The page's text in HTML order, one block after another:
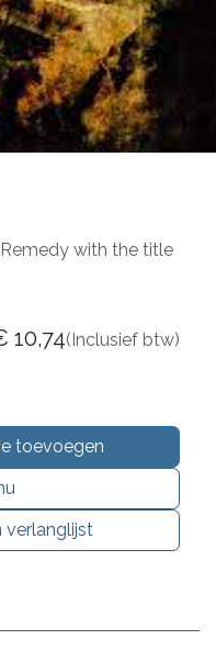
with the title
toevoegen
verlanglijst
10,74(Inclusief btw)